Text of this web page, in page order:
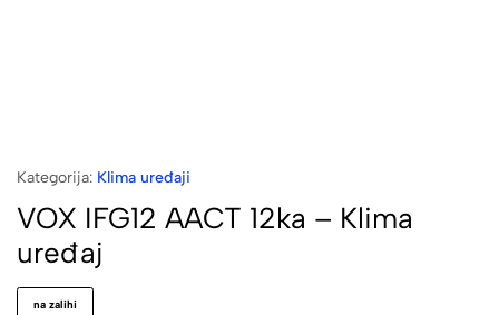
Kategorija: Klima uređaji
VOX IFG12 AACT 12ka – Klima
uređaj
na zalihi